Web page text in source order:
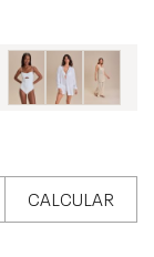
CALCULAR